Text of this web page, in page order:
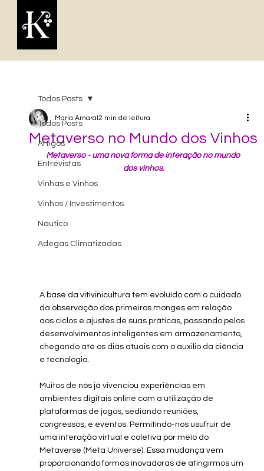
Todos Posts
Artigos
Entrevistas
Vinhas e Vinhos
Vinhos / Investimentos
Náutico
Adegas Climatizadas
Todos Posts
Metaverso no Mundo dos Vinhos
Maria Amaral2 min de leitura
Metaverso - uma nova forma de interação no mundo
dos vinhos.
A base da vitivinicultura tem evoluído com o cuidado
da observação dos primeiros monges em relação
aos ciclos e ajustes de suas práticas, passando pelos
desenvolvimentos inteligentes em armazenamento,
chegando até os dias atuais com o auxilio da ciência
e tecnologia.
Muitos de nós já vivenciou experiências em
ambientes digitais online com a utilização de
plataformas de jogos, sediando reuniões,
congressos, e eventos. Permitindo-nos usufruir de
uma interação virtual e coletiva por meio do
Metaverse (Meta Universe). Essa mudança vem
proporcionando formas inovadoras de atingirmos um